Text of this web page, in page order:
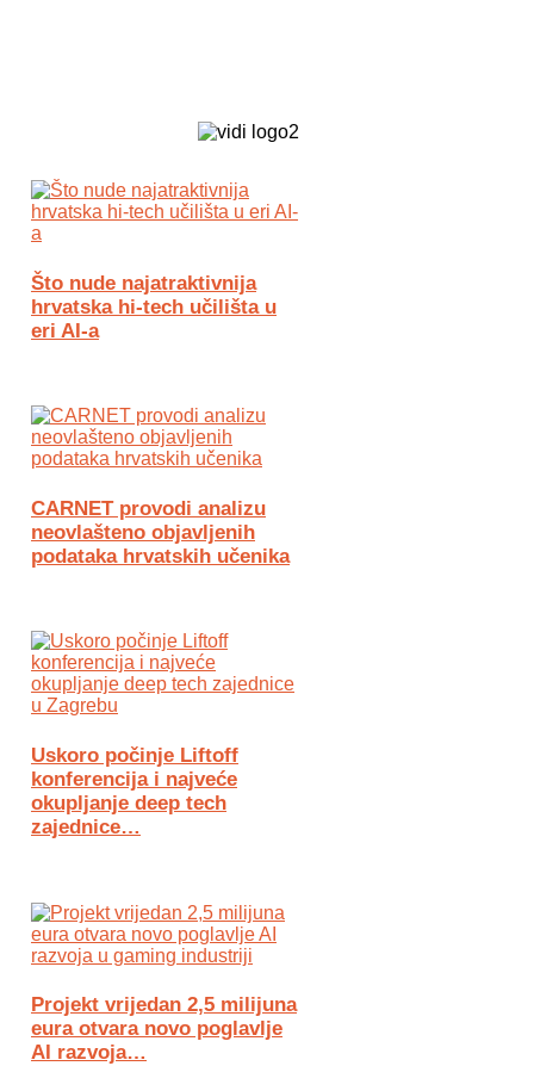
Što nude najatraktivnija
hrvatska hi-tech učilišta u
eri AI-a
CARNET provodi analizu
neovlašteno objavljenih
podataka hrvatskih učenika
Uskoro počinje Liftoff
konferencija i najveće
okupljanje deep tech
zajednice…
Projekt vrijedan 2,5 milijuna
eura otvara novo poglavlje
AI razvoja…